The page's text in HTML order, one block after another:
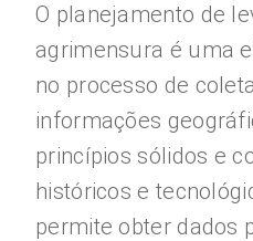
O planejamento de
agrimensura é uma
no processo de
informações
princípios sólidos e
históricos e
permite obter dados